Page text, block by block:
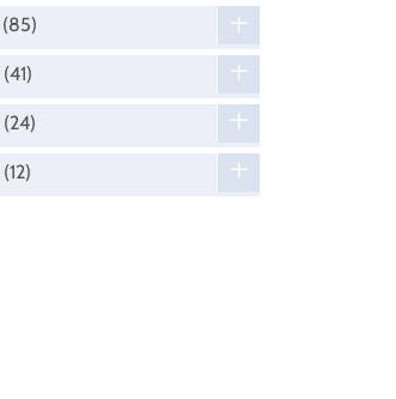
(85)
(41)
(24)
(12)